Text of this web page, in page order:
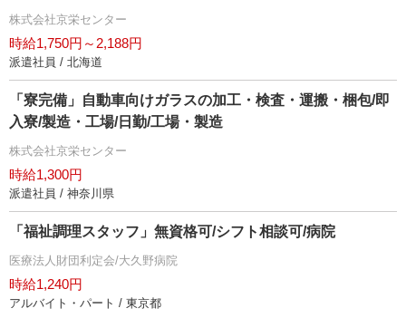
株式会社京栄センター
時給1,750円～2,188円
派遣社員 / 北海道
「寮完備」自動車向けガラスの加工・検査・運搬・梱包/即
入寮/製造・工場/日勤/工場・製造
株式会社京栄センター
時給1,300円
派遣社員 / 神奈川県
「福祉調理スタッフ」無資格可/シフト相談可/病院
医療法人財団利定会/大久野病院
時給1,240円
アルバイト・パート / 東京都